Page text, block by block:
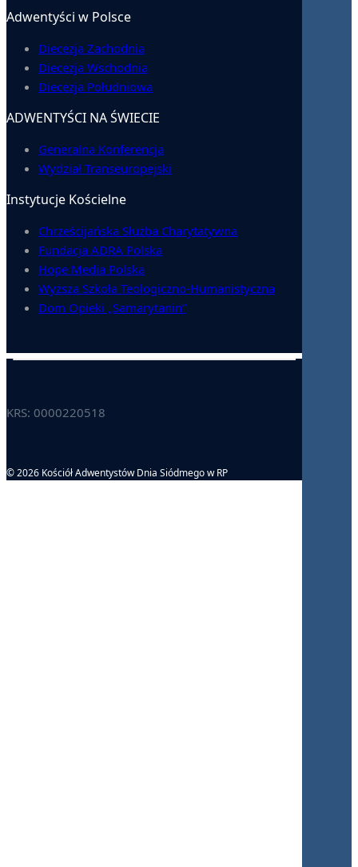
Adwentyści w Polsce
Diecezja Zachodnia
Diecezja Wschodnia
Diecezja Południowa
ADWENTYŚCI NA ŚWIECIE
Generalna Konferencja
Wydział Transeuropejski
Instytucje Kościelne
Chrześcijańska Służba Charytatywna
Fundacja ADRA Polska
Hope Media Polska
Wyższa Szkoła Teologiczno-Humanistyczna
Dom Opieki „Samarytanin”
KRS: 0000220518
© 2026 Kościół Adwentystów Dnia Siódmego w RP